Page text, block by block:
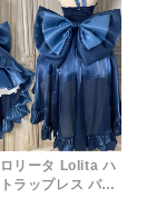
リータ Lolita ハ
ラップレス パフ